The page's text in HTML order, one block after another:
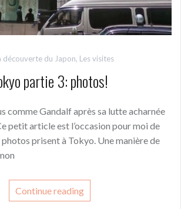
découverte du Japon, Les visites
partie 3: photos!
comme Gandalf après sa lutte acharnée
petit article est l’occasion pour moi de
prisent à Tokyo. Une manière de
Continue reading